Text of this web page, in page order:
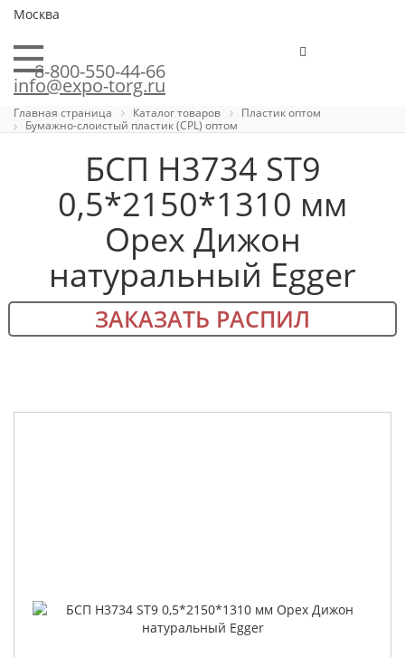
Москва
8-800-550-44-66
info@expo-torg.ru
Главная страница Каталог товаров
Пластик оптом
Бумажно-слоистый пластик (CPL) оптом
БСП H3734 ST9
0,5*2150*1310 мм
Орех Дижон
натуральный Egger
ЗАКАЗАТЬ РАСПИЛ